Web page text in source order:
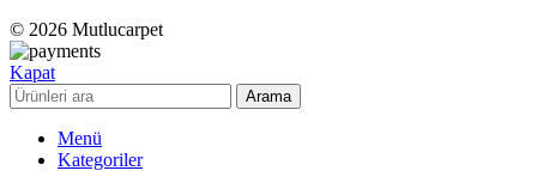
© 2026 Mutlucarpet
Kapat
Arama
Menü
Kategoriler